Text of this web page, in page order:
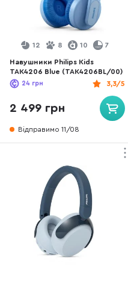
12 8 10 7
Навушники Philips Kids
TAK4206 Blue (TAK4206BL/00)
3,3/5
24 грн
2 499 грн
Відправимо 11/08